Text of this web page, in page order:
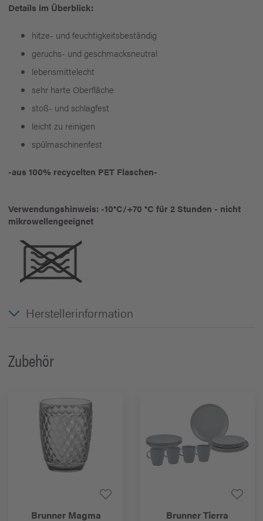
Details im Überblick:
hitze- und feuchtigkeitsbeständig
geruchs- und geschmacksneutral
lebensmittelecht
sehr harte Oberfläche
stoß- und schlagfest
leicht zu reinigen
spülmaschinenfest
-aus 100% recycelten PET Flaschen-
Verwendungshinweis: -10°C/+70 °C für 2 Stunden - nicht
mikrowellengeeignet
Herstellerinformation
Zubehör
BrunnerMagma
BrunnerTierra